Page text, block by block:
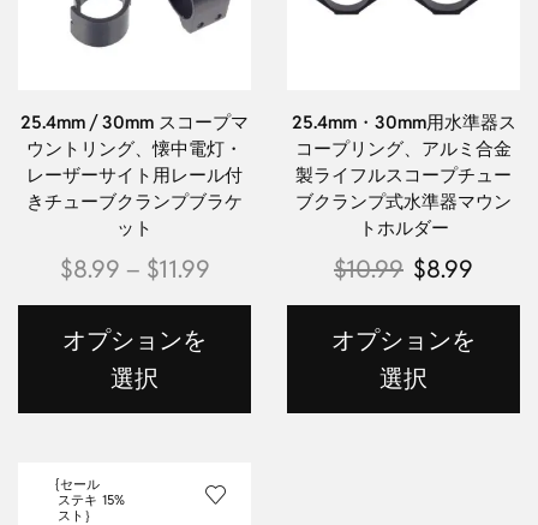
25.4mm / 30mm スコープマ
ウントリング、懐中電灯・
レーザーサイト用レール付
きチューブクランプブラケ
ット
$8.99 – $11.99
オプションを
選択
25.4mm・30mm用水準器ス
コープリング、アルミ合金
製ライフルスコープチュー
ブクランプ式水準器マウン
トホルダー
$10.99 $8.99
オプションを
選択
{セール
ステキ
スト｝
15%